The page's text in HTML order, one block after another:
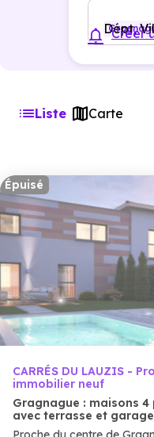
Dépt,
Créer
Liste Carte
Épuisé
CARRÉS DU LAUZIS -
immobilier neuf
Gragnague : maisons 4
avec terrasse et